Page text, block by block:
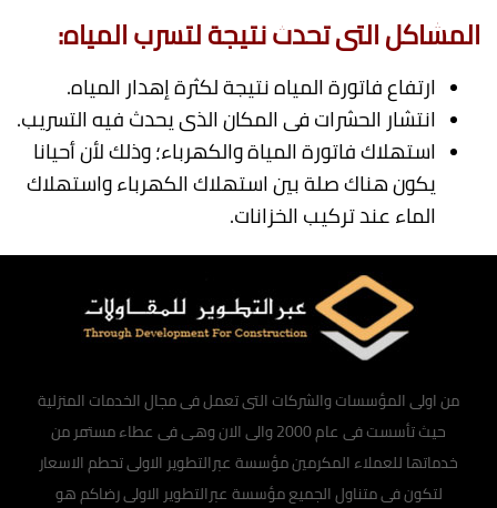
المشاكل التى تحدث نتيجة لتسرب المياه:
ارتفاع فاتورة المياه نتيجة لكثرة إهدار المياه.
انتشار الحشرات فى المكان الذى يحدث فيه التسريب.
استهلاك فاتورة المياة والكهرباء؛ وذلك لأن أحيانا
يكون هناك صلة بين استهلاك الكهرباء واستهلاك
الماء عند تركيب الخزانات.
من اولى المؤسسات والشركات التى تعمل فى مجال الخدمات المنزلية
حيث تأسست فى عام 2000 والى الان وهى فى عطاء مستمر من
خدماتها للعملاء المكرمين مؤسسة عبرالتطوير الاولى تحطم الاسعار
لتكون فى متناول الجميع مؤسسة عبرالتطوير الاولى رضاكم هو